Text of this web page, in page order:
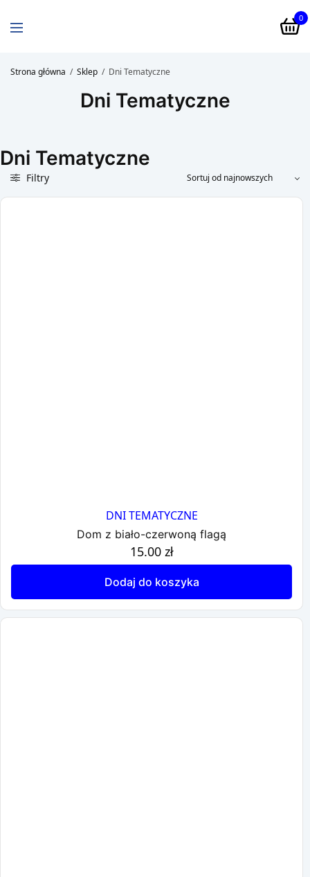
0
Strona główna / Sklep / Dni Tematyczne
Dni Tematyczne
Dni Tematyczne
Filtry
DNI TEMATYCZNE
Dom z biało-czerwoną flagą
15.00 zł
Dodaj do koszyka